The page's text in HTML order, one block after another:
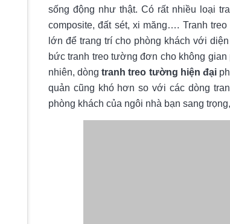
sống động như thật. Có rất nhiều loại
composite, đất sét, xi măng…. Tranh
lớn để trang trí cho phòng khách với
bức tranh treo tường đơn cho không
nhiên, dòngtranh treo tường hiện đại
quản cũng khó hơn so với các dòng
phòng khách của ngôi nhà bạn sang